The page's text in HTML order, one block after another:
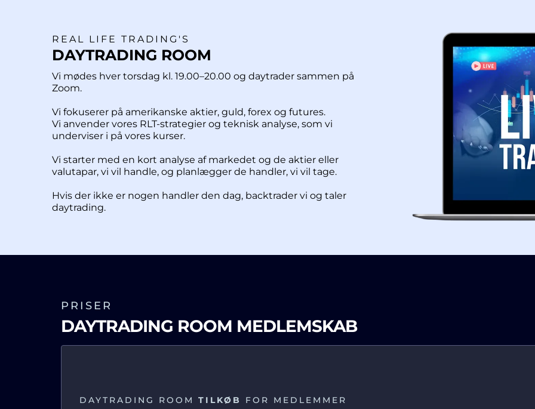
REAL LIFE TRADING'S
DAYTRADING ROOM
Vi mødes hver torsdag kl. 19.00–20.00 og daytrader sammen på
Zoom.
Vi fokuserer på amerikanske aktier, guld, forex og futures.
Vi anvender vores RLT-strategier og teknisk analyse, som vi
underviser i på vores kurser.
Vi starter med en kort analyse af markedet og de aktier eller
valutapar, vi vil handle, og planlægger de handler, vi vil tage.
Hvis der ikke er nogen handler den dag, backtrader vi og taler
daytrading.
PRISER
DAYTRADING ROOM MEDLEMSKAB
DAYTRADING ROOM TILKØB FOR MEDLEMMER